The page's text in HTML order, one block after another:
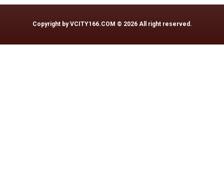
Copyright byVCITY166.COM © 2026 All right reserved.